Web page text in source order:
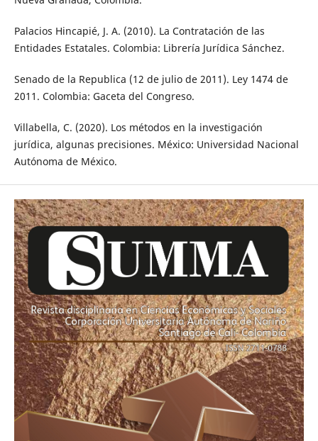
Palacios Hincapié, J. A. (2010). La Contratación de las
Entidades Estatales. Colombia: Librería Jurídica Sánchez.
Senado de la Republica (12 de julio de 2011). Ley 1474 de
2011. Colombia: Gaceta del Congreso.
Villabella, C. (2020). Los métodos en la investigación
jurídica, algunas precisiones. México: Universidad Nacional
Autónoma de México.